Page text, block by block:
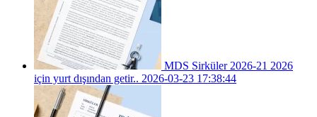
MDS Sirküler 2026-21 2026
için yurt dışından getir.. 2026-03-23 17:38:44